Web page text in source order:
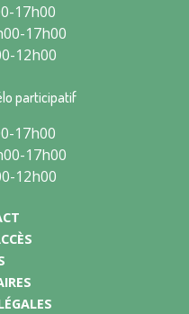
17h00
17h00
12h00
participatif
17h00
17h00
12h00